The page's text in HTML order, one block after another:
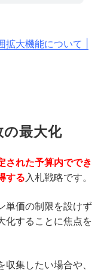
大機能について |
最大化
された予算内ででき
する入札戦略です。
単価の制限を設けず
化することに焦点を
集したい場合や、